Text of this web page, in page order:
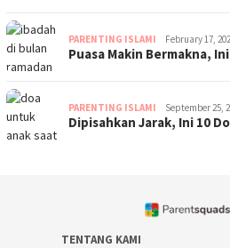
PARENTING ISLAMI February 17,
Puasa Makin Bermakna,
PARENTING ISLAMI September 25,
Dipisahkan Jarak, Ini 10
TENTANG KAMI